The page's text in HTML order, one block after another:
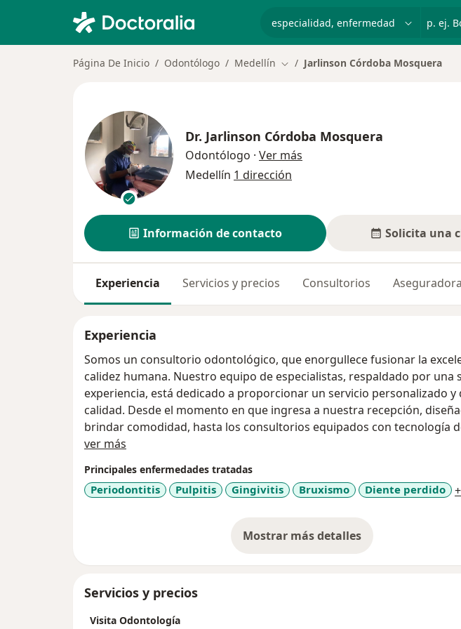
p. ej.
Página De Inicio Odontólogo Medellín Cambiar de ciudad
Jarlinson Córdoba Mosquera
Dr. Jarlinson Córdoba Mosquera
Odontólogo · Ver más
Medellín 1 dirección
Información de contacto Solicita una
Experiencia Servicios y precios Consultorios
Experiencia
Somos un consultorio odontológico, que enorgullece fusionar la
calidez humana. Nuestro equipo de especialistas, respaldado por una
experiencia, está dedicado a proporcionar un servicio personalizado y
calidad. Desde el momento en que ingresa a nuestra recepción,
brindar comodidad, hasta los consultorios equipados con tecnología
generación, cada detalle está pensado para ofrecerle una atención
ver más
Principales enfermedades tratadas
Periodontitis Pulpitis Gingivitis Bruxismo Diente perdido
Mostrar más detalles
sobre la experiencia
Servicios y precios
Visita Odontología